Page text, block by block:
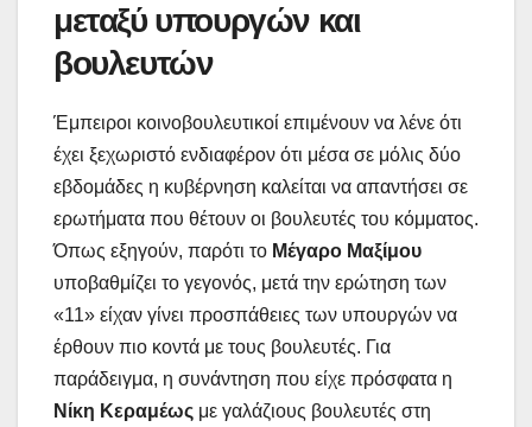
μεταξύ υπουργών και
βουλευτών
Έμπειροι κοινοβουλευτικοί επιμένουν να λένε ότι
έχει ξεχωριστό ενδιαφέρον ότι μέσα σε μόλις δύο
εβδομάδες η κυβέρνηση καλείται να απαντήσει σε
ερωτήματα που θέτουν οι βουλευτές του κόμματος.
Όπως εξηγούν, παρότι το Μέγαρο Μαξίμου
υποβαθμίζει το γεγονός, μετά την ερώτηση των
«11» είχαν γίνει προσπάθειες των υπουργών να
έρθουν πιο κοντά με τους βουλευτές. Για
παράδειγμα, η συνάντηση που είχε πρόσφατα η
Νίκη Κεραμέως με γαλάζιους βουλευτές στη